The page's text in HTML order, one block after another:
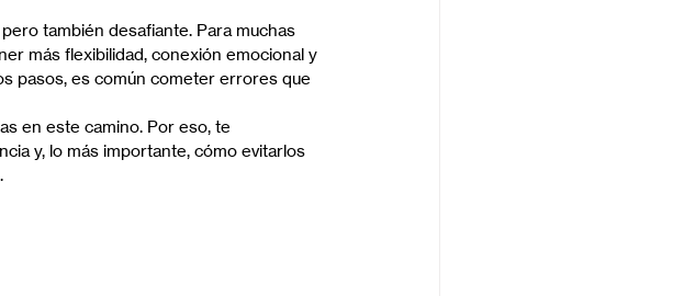
también desafiante. Para muchas
más flexibilidad, conexión emocional y
pasos, es común cometer errores que
en este camino. Por eso, te
y, lo más importante, cómo evitarlos